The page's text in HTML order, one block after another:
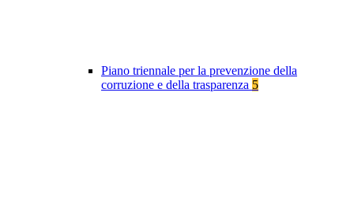
Piano triennale per la prevenzione della
corruzione e della trasparenza 5